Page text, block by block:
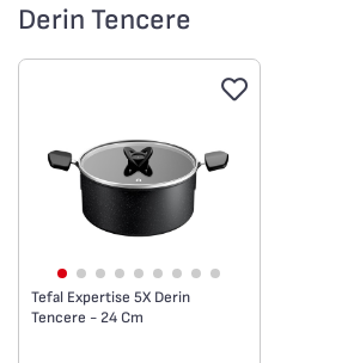
Derin Tencere
Tefal Expertise 5X Derin
Tencere - 24 Cm